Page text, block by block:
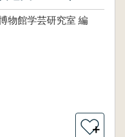
物館学芸研究室 編
＋